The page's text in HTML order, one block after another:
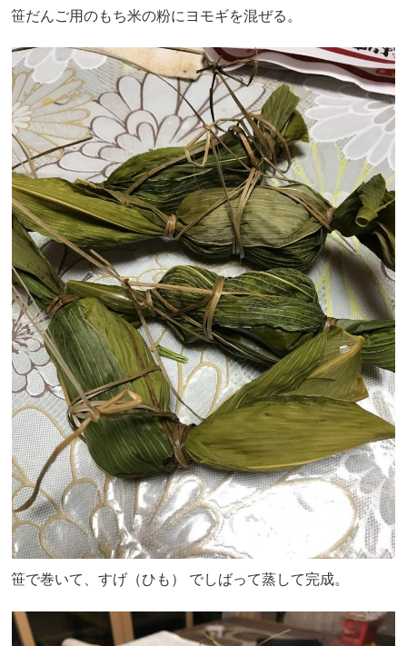
笹だんご用のもち米の粉にヨモギを混ぜる。
笹で巻いて、すげ（ひも） でしばって蒸して完成。